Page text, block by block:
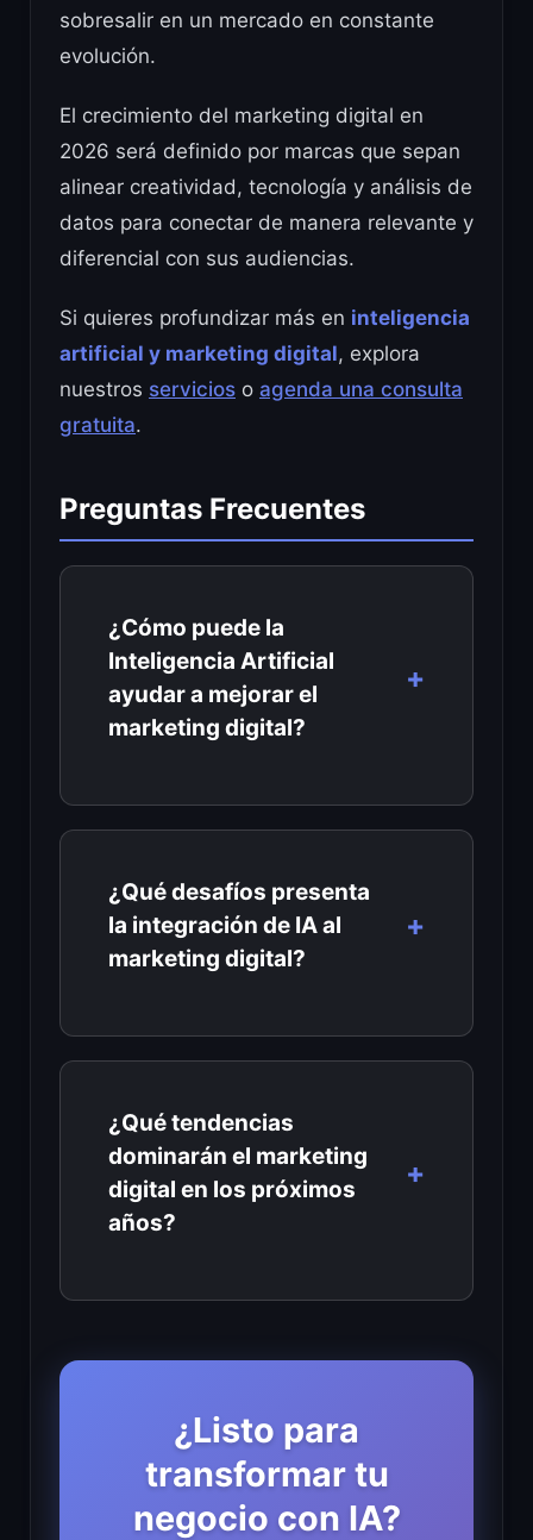
sobresalir en un mercado en constante
evolución.
El crecimiento del marketing digital en
2026 será definido por marcas que sepan
alinear creatividad, tecnología y análisis de
datos para conectar de manera relevante y
diferencial con sus audiencias.
Si quieres profundizar más en inteligencia
artificial y marketing digital, explora
nuestros servicios o agenda una consulta
gratuita.
Preguntas Frecuentes
¿Cómo puede la
Inteligencia Artificial
ayudar a mejorar el
marketing digital?
¿Qué desafíos presenta
la integración de IA al
marketing digital?
¿Qué tendencias
dominarán el marketing
digital en los próximos
años?
¿Listo para
transformar tu
negocio con IA?